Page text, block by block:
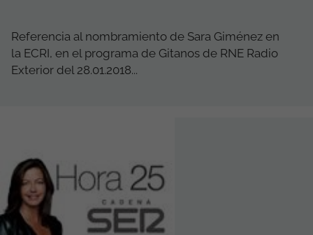
Referencia al nombramiento de Sara Giménez en
la ECRI, en el programa de Gitanos de RNE Radio
Exterior del 28.01.2018...